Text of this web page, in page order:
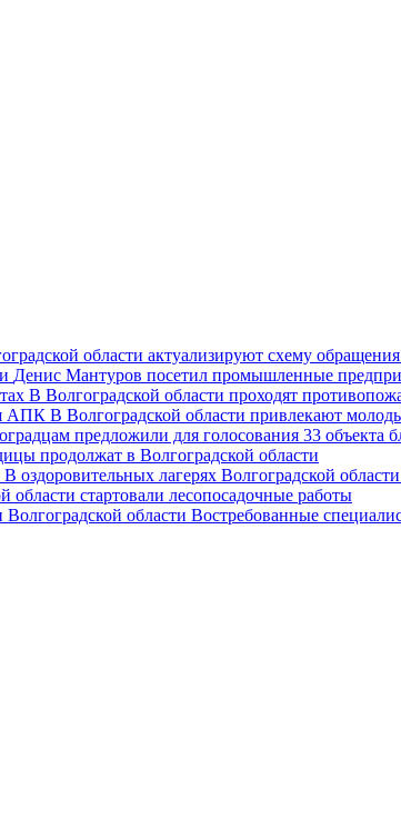
области актуализируют схему
Денис Мантуров посетил промышленные
В Волгоградской области проходят
В Волгоградской области привлекают
предложили для голосования 33 объекта
продолжат в Волгоградской области
В оздоровительных лагерях Волгоградской
области стартовали лесопосадочные работы
Востребованные